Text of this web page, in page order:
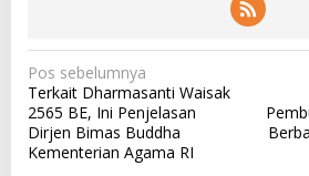
N
a
v
i
Pos sebelumnya
Terkait Dharmasanti Waisak
2565 BE, Ini Penjelasan
Dirjen Bimas Buddha
Kementerian Agama RI